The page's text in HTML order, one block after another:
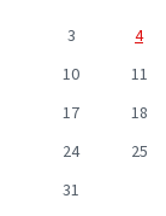
3
4
10
11
17
18
24
25
31